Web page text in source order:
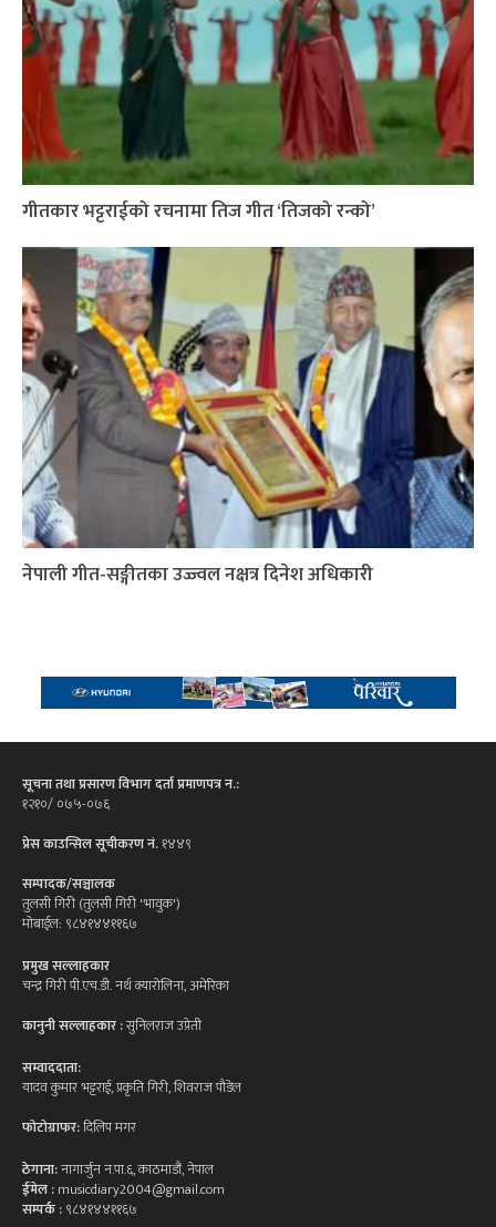
गीतकार भट्टराईको रचनामा तिज गीत ‘तिजको रन्को’
नेपाली गीत-सङ्गीतका उज्ज्वल नक्षत्र दिनेश अधिकारी
सूचना तथा प्रसारण विभाग दर्ता प्रमाणपत्र न.:
१२१०/ ०७५-०७६
प्रेस काउन्सिल सूचीकरण नं.१४४९
सम्पादक/सञ्चालक
तुलसी गिरी (तुलसी गिरी 'भावुक')
मोबाईल: ९८४१४४११६७
प्रमुख सल्लाहकार
चन्द्र गिरी पी.एच.डी. नर्थ क्यारोलिना, अमेरिका
कानुनी सल्लाहकार :सुनिलराज उप्रेती
सम्वाददाता:
यादव कुमार भट्टराई, प्रकृति गिरी, शिवराज पौडेल
फोटोग्राफर:दिलिप मगर
ठेगाना:नागार्जुन न.पा.६, काठमाडौं, नेपाल
ईमेल :musicdiary2004@gmail.com
सम्पर्क :९८४१४४११६७